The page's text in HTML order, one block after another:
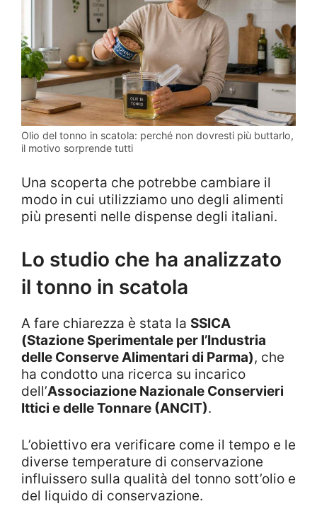
Olio del tonno in scatola: perché non dovresti più buttarlo,
il motivo sorprende tutti
Una scoperta che potrebbe cambiare il
modo in cui utilizziamo uno degli alimenti
più presenti nelle dispense degli italiani.
Lo studio che ha analizzato
il tonno in scatola
A fare chiarezza è stata la SSICA
(Stazione Sperimentale per l’Industria
delle Conserve Alimentari di Parma), che
ha condotto una ricerca su incarico
dell’Associazione Nazionale Conservieri
Ittici e delle Tonnare (ANCIT).
L’obiettivo era verificare come il tempo e le
diverse temperature di conservazione
influissero sulla qualità del tonno sott’olio e
del liquido di conservazione.